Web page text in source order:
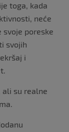
toga, kada
neće
poreske
svojih
i
ali su realne